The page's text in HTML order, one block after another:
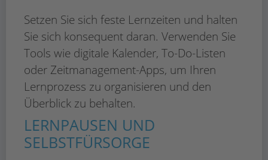
Setzen Sie sich feste Lernzeiten und halten
Sie sich konsequent daran. Verwenden Sie
Tools wie digitale Kalender, To-Do-Listen
oder Zeitmanagement-Apps, um Ihren
Lernprozess zu organisieren und den
Überblick zu behalten.
LERNPAUSEN UND
SELBSTFÜRSORGE